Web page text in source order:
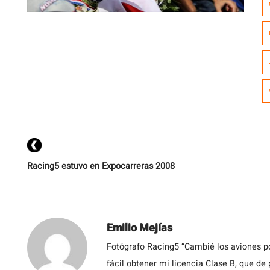
Racing5 estuvo en Expocarreras 2008
Emilio Mejías
Fotógrafo Racing5 “Cambié los aviones
fácil obtener mi licencia Clase B, que